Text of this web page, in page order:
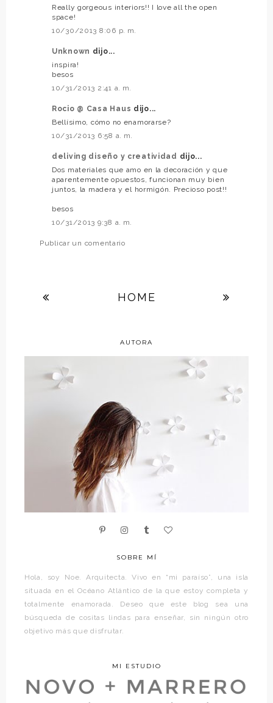
Really gorgeous interiors!! I love all the open
space!
10/30/2013 8:06 p. m.
Unknown dijo...
inspira!
besos
10/31/2013 2:41 a. m.
Rocio @ Casa Haus dijo...
Bellísimo, cómo no enamorarse?
10/31/2013 6:58 a. m.
deliving diseño y creatividad dijo...
Dos materiales que amo en la decoración y que
aparentemente opuestos, funcionan muy bien
juntos, la madera y el hormigón. Precioso post!!
besos
10/31/2013 9:38 a. m.
Publicar un comentario
HOME
AUTORA
SOBRE MÍ
Hola, soy Noe. Arquitecta. Vivo en “mi paraíso”, una isla
situada en el Océano Atlántico de la que estoy completa y
totalmente enamorada. Deseo que este blog sea una
búsqueda de cositas lindas para enseñar, sin ningún otro
objetivo más que disfrutar.
MI ESTUDIO